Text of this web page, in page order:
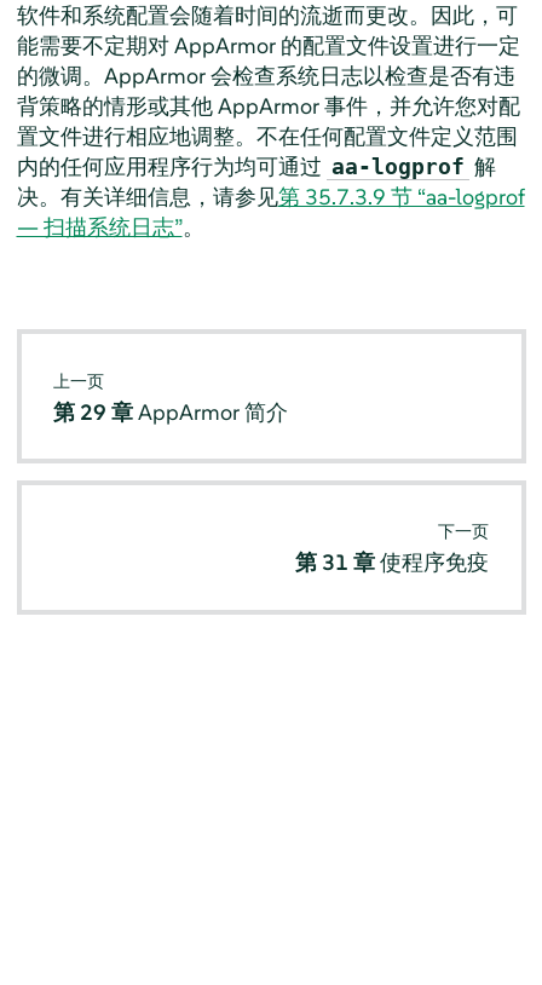
软件和系统配置会随着时间的流逝而更改。因此，可
能需要不定期对AppArmor的配置文件设置进行一定
的微调。 AppArmor会检查系统日志以检查是否有违
背策略的情形或其他AppArmor事件，并允许您对配
置文件进行相应地调整。不在任何配置文件定义范围
内的任何应用程序行为均可通过 aa-logprof 解
决。有关详细信息，请参见第 35.7.3.9 节 “aa-logprof
— 扫描系统日志”。
上一页
第 29 章AppArmor简介
下一页
第 31 章使程序免疫